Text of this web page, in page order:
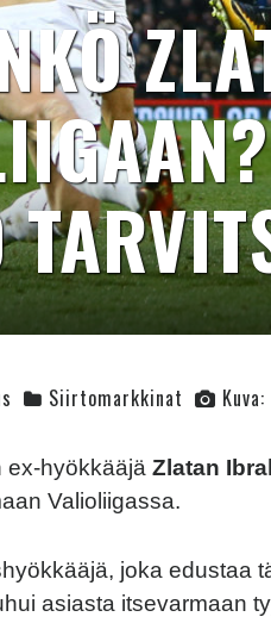
Siirtomarkkinat
ex-hyökkääjä Zlatan
Valioliigassa.
joka edustaa
asiasta itsevarmaan